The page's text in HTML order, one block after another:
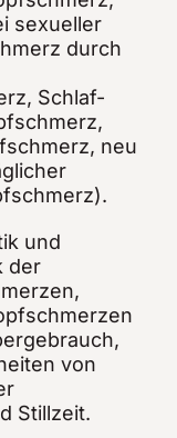
sexueller
durch
Schlaf-
neu
und
der
von
Stillzeit.